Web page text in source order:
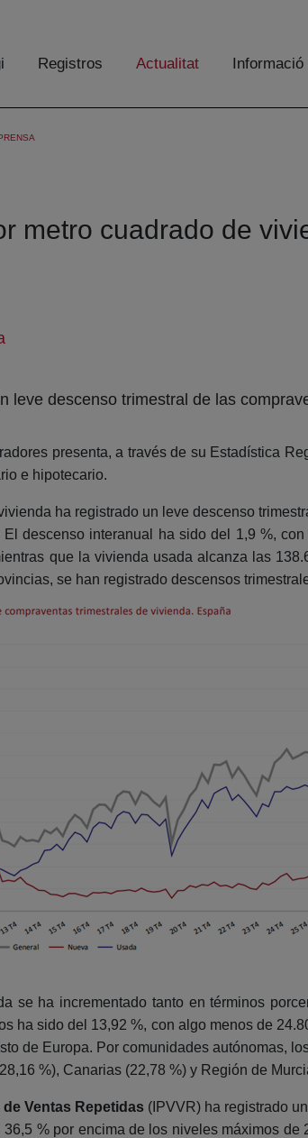
Registros Actualitat
metro cuadrado de
leve descenso trimestral de las
presenta, a través de su Estadística
e hipotecario.
ha registrado un leve descenso
descenso interanual ha sido del 1,9 %,
que la vivienda usada alcanza las
se han registrado descensos
se ha incrementado tanto en términos
ha sido del 13,92 %, con algo menos de
de Europa. Por comunidades autónomas,
%), Canarias (22,78 %) y Región de
Ventas Repetidas (IPVVR) ha registrado
% por encima de los niveles máximos